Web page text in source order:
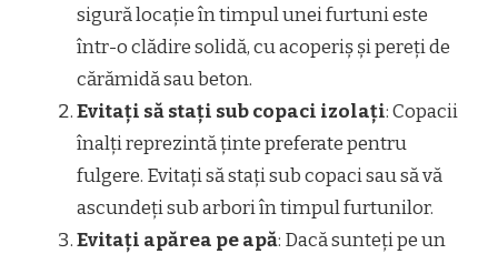
sigură locație în timpul unei furtuni este
într-o clădire solidă, cu acoperiș și pereți de
cărămidă sau beton.
Evitați să stați sub copaci izolați: Copacii
înalți reprezintă ținte preferate pentru
fulgere. Evitați să stați sub copaci sau să vă
ascundeți sub arbori în timpul furtunilor.
Evitați apărea pe apă: Dacă sunteți pe un